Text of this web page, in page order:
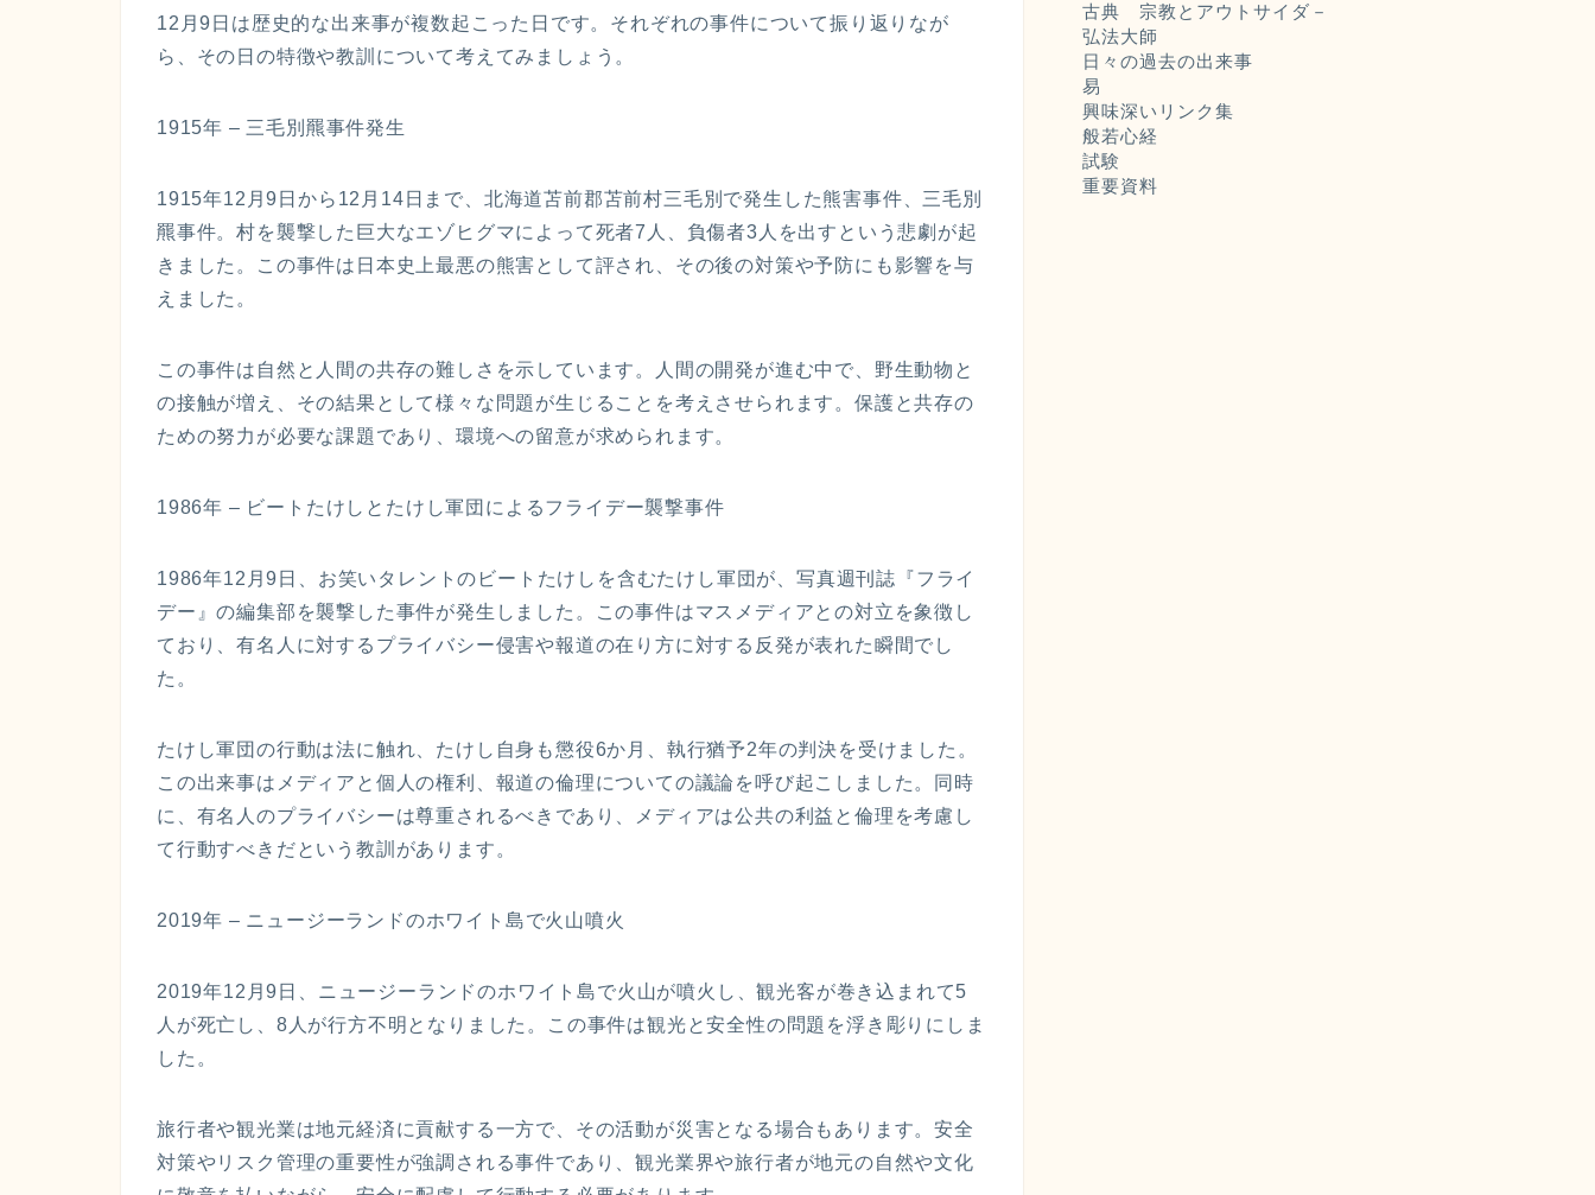
12月9日は歴史的な出来事が複数起こった日です。それぞれの事件について振り返りなが
ら、その日の特徴や教訓について考えてみましょう。
1915年 – 三毛別羆事件発生
1915年12月9日から12月14日まで、北海道苫前郡苫前村三毛別で発生した熊害事件、三毛別
羆事件。村を襲撃した巨大なエゾヒグマによって死者7人、負傷者3人を出すという悲劇が起
きました。この事件は日本史上最悪の熊害として評され、その後の対策や予防にも影響を与
えました。
この事件は自然と人間の共存の難しさを示しています。人間の開発が進む中で、野生動物と
の接触が増え、その結果として様々な問題が生じることを考えさせられます。保護と共存の
ための努力が必要な課題であり、環境への留意が求められます。
1986年 – ビートたけしとたけし軍団によるフライデー襲撃事件
1986年12月9日、お笑いタレントのビートたけしを含むたけし軍団が、写真週刊誌『フライ
デー』の編集部を襲撃した事件が発生しました。この事件はマスメディアとの対立を象徴し
ており、有名人に対するプライバシー侵害や報道の在り方に対する反発が表れた瞬間でし
た。
たけし軍団の行動は法に触れ、たけし自身も懲役6か月、執行猶予2年の判決を受けました。
この出来事はメディアと個人の権利、報道の倫理についての議論を呼び起こしました。同時
に、有名人のプライバシーは尊重されるべきであり、メディアは公共の利益と倫理を考慮し
て行動すべきだという教訓があります。
2019年 – ニュージーランドのホワイト島で火山噴火
2019年12月9日、ニュージーランドのホワイト島で火山が噴火し、観光客が巻き込まれて5
人が死亡し、8人が行方不明となりました。この事件は観光と安全性の問題を浮き彫りにしま
した。
旅行者や観光業は地元経済に貢献する一方で、その活動が災害となる場合もあります。安全
対策やリスク管理の重要性が強調される事件であり、観光業界や旅行者が地元の自然や文化
古典 宗教とアウトサイダ－
弘法大師
日々の過去の出来事
易
興味深いリンク集
般若心経
試験
重要資料